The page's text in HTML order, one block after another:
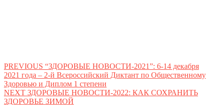
Навигация
по
записям
PREVIOUS Предыдущая
запись:
“ЗДОРОВЫЕ НОВОСТИ-2021”: 6-14 декабря
2021 года – 2-й Всероссийский Диктант по Общественному
Здоровью и Диплом 1 степени
NEXT Следующая
запись:
ЗДОРОВЫЕ НОВОСТИ-2022: КАК СОХРАНИТЬ
ЗДОРОВЬЕ ЗИМОЙ